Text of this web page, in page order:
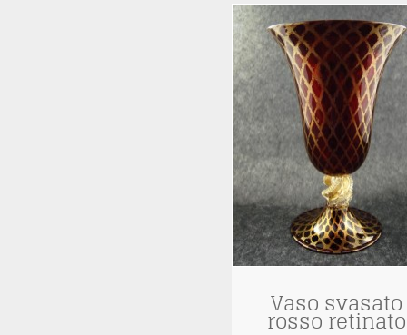
Vaso svasato
rosso retinato